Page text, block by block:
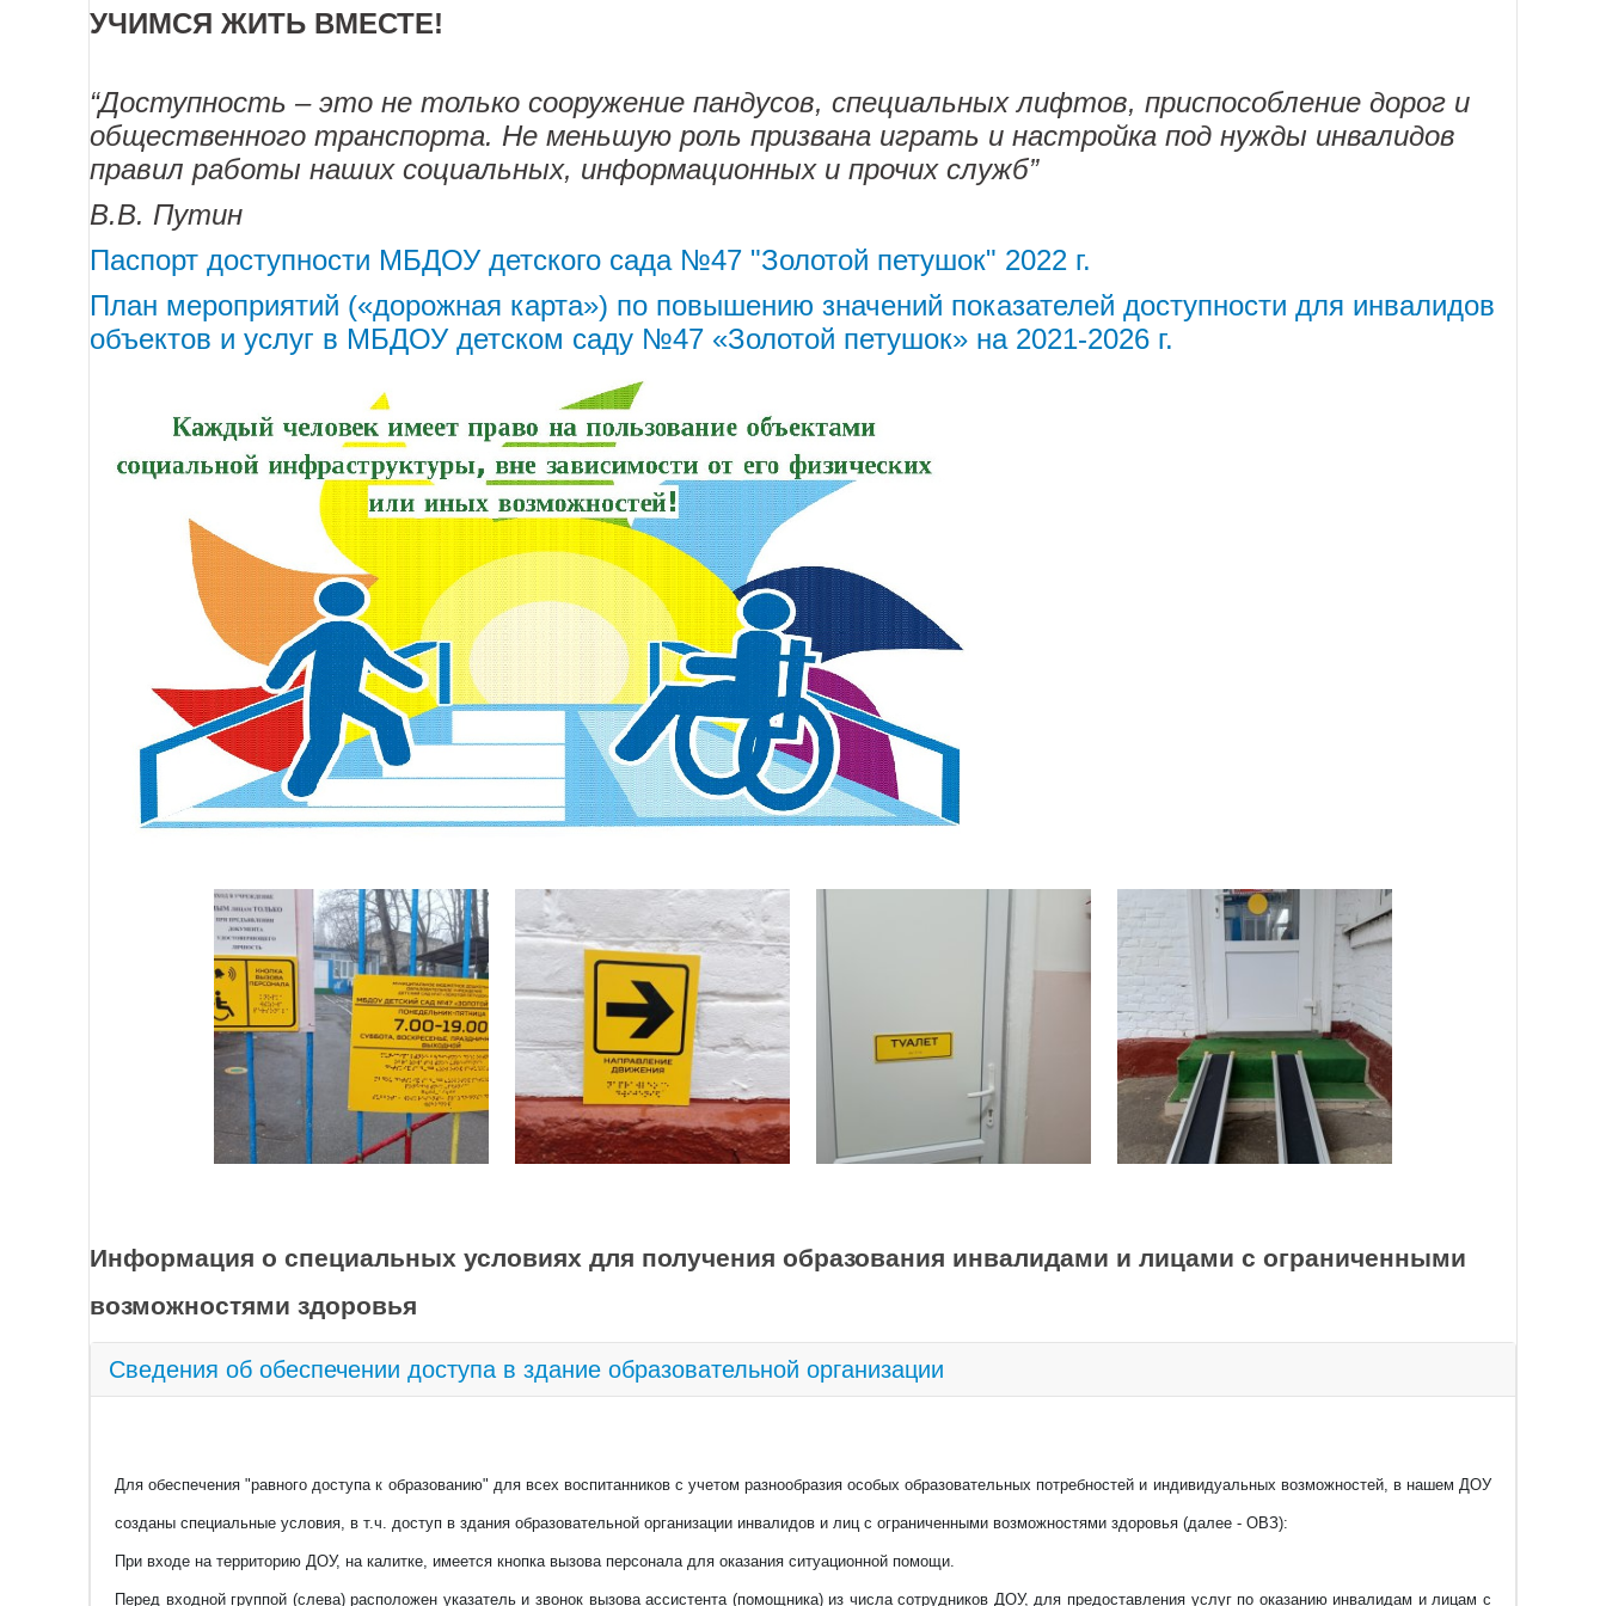
демонстрационные (гербарии, муляжи, макеты, стенды);
учебные приборы (компас, барометр, осадкомер, снегомер, солнечные часы .ветряной рукав,
тренажёры и спортивное оборудование (тренажёры для мелкой моторики рук, гимнастическое
оборудование, спортивные снаряды, мячи и т.п.).
Наиболее эффективное воздействие на воспитанников оказывают современные аудиовизуальные и
мультимедийные средства обучения (электронные образовательные ресурсы). Аудиовизуальные
средства, а также средства мультимедиа являются наиболее эффективным средством обучения и
воспитания.
учет возрастных и психологических особенностей обучающихся;
гармоничное использование разнообразных средств обучения: традиционных и современных для
комплексного, целенаправленного воздействия на эмоции, сознание, поведение ребёнка через
визуальную, аудиальную, кинестетическую системы восприятия в образовательных целях;
учет дидактических целей и принципов дидактики (принципа наглядности, доступности и т.д.);
сотворчество педагога и обучающегося;
приоритет правил безопасности в использовании средств обучения.
Средства обучения и воспитания, используемые в детском саду для обеспечения образовательной
деятельности, рассматриваются в соответствии с ФГОС к условиям реализации основной
общеобразовательной программы дошкольного образования как совокупность учебно-методических,
материальных, дидактических ресурсов, обеспечивающих эффективное решение воспитательно-
образовательных задач в оптимальных условиях.
организации как совместной деятельности взрослого и воспитанников, так и самостоятельной
деятельности воспитанников не только в рамках НОД по освоению Программы, но и при проведении
режимных моментов.
Предметно-развивающая среда создана с учетом интеграции образовательных областей. Материалы и
оборудование могут использоваться и в ходе реализации других областей. Подбор средств обучения и
воспитания осуществляется для тех видов детской деятельности (игровая, продуктивная,
познавательно-исследовательская, коммуникативная, трудовая, музыкально-художественная
деятельности, восприятие художественной литературы), которые в наибольшей степени способствуют
Оборудование отвечает санитарно-эпидемиологическим нормам, гигиеническим, педагогическим и
эстетическим требованиям.
Для всестороннего развития детей в каждой возрастной группе имеются дидактические средства:
альбомы, художественная литература, дидактические игры, различные сюжетные игровые наборы и
Изолированные тематические уголки и зоны: игровая, продуктивная, познавательно-
исследовательская, коммуникативная и т.д.
Для формирования математических представлений имеются демонстрационные и раздаточные
материалы для обучения счету, количеству, развитию представлений (схемы, плакаты), временных
УЧИМСЯ ЖИТЬ ВМЕСТЕ!
“Доступность – это не только сооружение пандусов, специальных лифтов, приспособление дорог и
общественного транспорта. Не меньшую роль призвана играть и настройка под нужды инвалидов
правил работы наших социальных, информационных и прочих служб”
В.В. Путин
Паспорт доступности МБДОУ детского сада №47 "Золотой петушок" 2022 г.
План мероприятий («дорожная карта») по повышению значений показателей доступности для инвалидов
объектов и услуг в МБДОУ детском саду №47 «Золотой петушок» на 2021-2026 г.
Информация о специальных условиях для получения образования инвалидами и лицами с ограниченными
возможностями здоровья
Сведения об обеспечении доступа в здание образовательной организации
Для обеспечения "равного доступа к образованию" для всех воспитанников с учетом разнообразия особых образовательных потребностей и индивидуальных возможностей, в нашем ДОУ
созданы специальные условия, в т.ч. доступ в здания образовательной организации инвалидов и лиц с ограниченными возможностями здоровья (далее - ОВЗ):
При входе на территорию ДОУ, на калитке, имеется кнопка вызова персонала для оказания ситуационной помощи.
Перед входной группой (слева) расположен указатель и звонок вызова ассистента (помощника) из числа сотрудников ДОУ, для предоставления услуг по оказанию инвалидам и лицам с